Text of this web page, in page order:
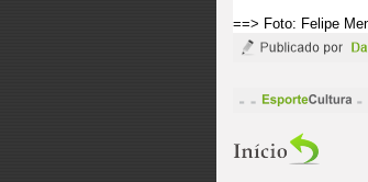
==> Foto: Felipe